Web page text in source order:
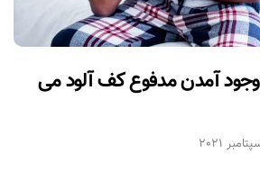
آمدن مدفوع کف آلود می